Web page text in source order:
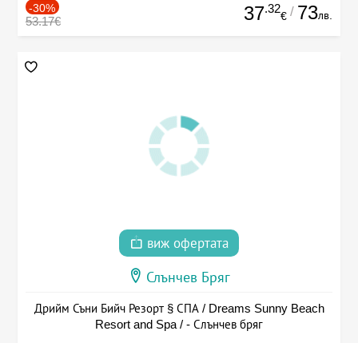
-30%
53.17€ 37.32
€ / 73лв.
виж офертата
Слънчев Бряг
Дрийм Съни Бийч Резорт § СПА / Dreams Sunny Beach
Resort and Spa / - Слънчев бряг